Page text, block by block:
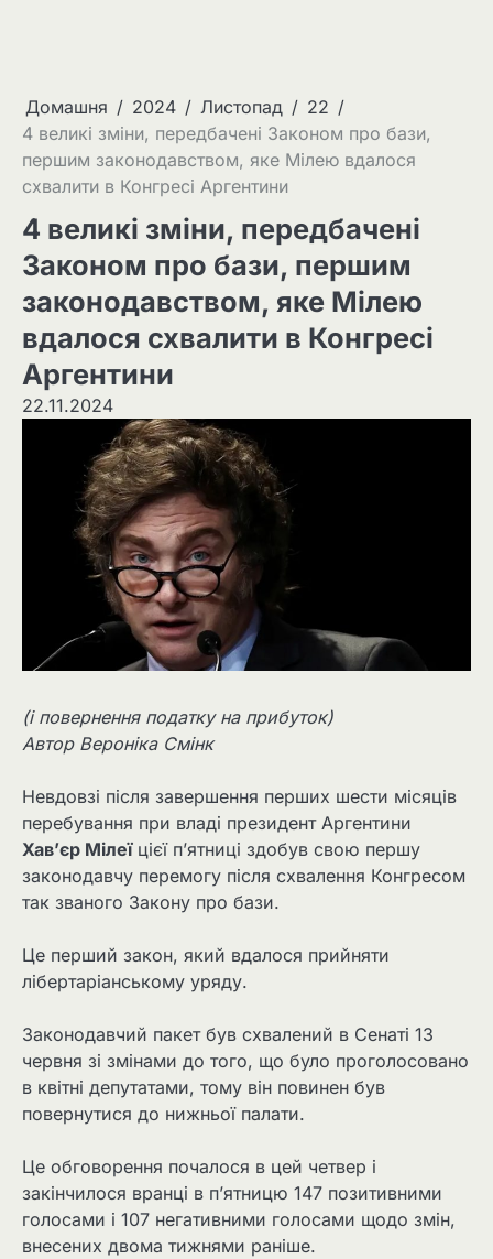
Домашня 2024 Листопад
22
4 великі зміни, передбачені Законом про бази,
першим законодавством, яке Мілею вдалося
схвалити в Конгресі Аргентини
4 великі зміни, передбачені
Законом про бази, першим
законодавством, яке Мілею
вдалося схвалити в Конгресі
Аргентини
22.11.2024
(і повернення податку на прибуток)
Автор Вероніка Смінк
Невдовзі після завершення перших шести місяців
перебування при владі президент Аргентини
Хав’єр Мілеїцієї п’ятниці здобув свою першу
законодавчу перемогу після схвалення Конгресом
так званого Закону про бази.
Це перший закон, який вдалося прийняти
лібертаріанському уряду.
Законодавчий пакет був схвалений в Сенаті 13
червня зі змінами до того, що було проголосовано
в квітні депутатами, тому він повинен був
повернутися до нижньої палати.
Це обговорення почалося в цей четвер і
закінчилося вранці в п’ятницю 147 позитивними
голосами і 107 негативними голосами щодо змін,
внесених двома тижнями раніше.